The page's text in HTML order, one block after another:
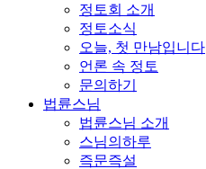
정토회 소개
정토소식
오늘, 첫 만남입니다
언론 속 정토
문의하기
법륜스님
법륜스님 소개
스님의하루
즉문즉설